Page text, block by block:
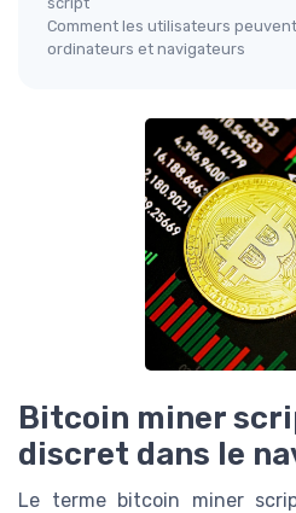
Comment les utilisateurs
ordinateurs et navigateurs
Bitcoin miner
discret dans le
Le terme bitcoin miner